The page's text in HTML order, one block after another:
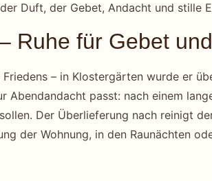
Duft, der Gebet, Andacht und stille
Ruhe für Gebet
– in Klostergärten wurde er
Abendandacht passt: nach einem
Der Überlieferung nach reinigt
der Wohnung, in den Raunächten